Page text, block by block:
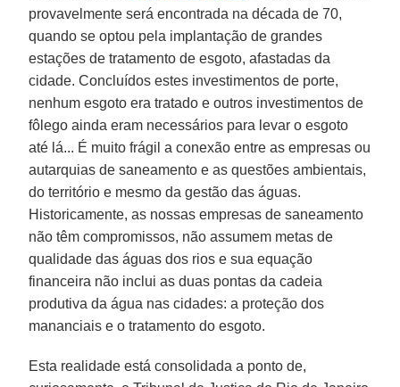
provavelmente será encontrada na década de 70,
quando se optou pela implantação de grandes
estações de tratamento de esgoto, afastadas da
cidade. Concluídos estes investimentos de porte,
nenhum esgoto era tratado e outros investimentos de
fôlego ainda eram necessários para levar o esgoto
até lá... É muito frágil a conexão entre as empresas ou
autarquias de saneamento e as questões ambientais,
do território e mesmo da gestão das águas.
Historicamente, as nossas empresas de saneamento
não têm compromissos, não assumem metas de
qualidade das águas dos rios e sua equação
financeira não inclui as duas pontas da cadeia
produtiva da água nas cidades: a proteção dos
mananciais e o tratamento do esgoto.
Esta realidade está consolidada a ponto de,